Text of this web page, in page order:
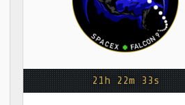
21h 22m 33s